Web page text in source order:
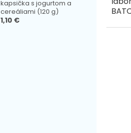
kapsička s jogurtom a
cereáliami (120 g)
1,10 €
v